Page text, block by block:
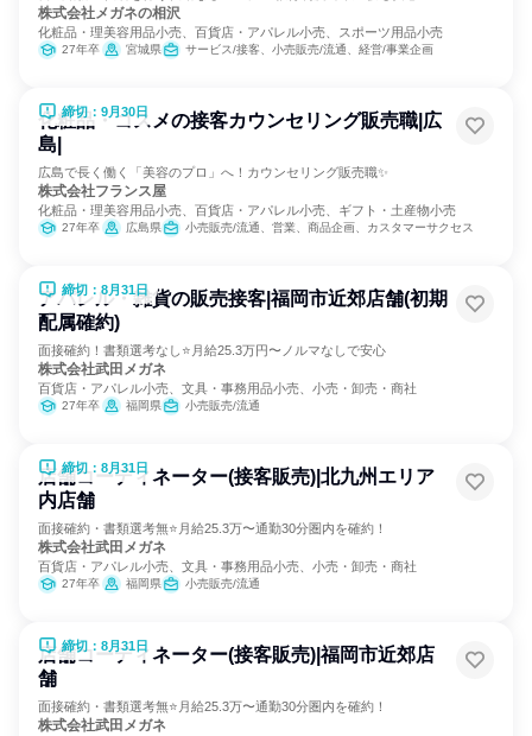
株式会社メガネの相沢
化粧品・理美容用品小売、百貨店・アパレル小売、スポーツ用品小売
27年卒 宮城県 サービス/接客、小売販売/流通、経営/事業企画
締切：9月30日
化粧品・コスメの接客カウンセリング販売職|広
島|
広島で長く働く「美容のプロ」へ！カウンセリング販売職✨
株式会社フランス屋
化粧品・理美容用品小売、百貨店・アパレル小売、ギフト・土産物小売
27年卒 広島県 小売販売/流通、営業、商品企画、カスタマーサクセス
締切：8月31日
アパレル・雑貨の販売接客|福岡市近郊店舗(初期
配属確約)
面接確約！書類選考なし⭐月給25.3万円〜ノルマなしで安心
株式会社武田メガネ
百貨店・アパレル小売、文具・事務用品小売、小売・卸売・商社
27年卒 福岡県 小売販売/流通
締切：8月31日
店舗コーディネーター(接客販売)|北九州エリア
内店舗
面接確約・書類選考無⭐月給25.3万〜通勤30分圏内を確約！
株式会社武田メガネ
百貨店・アパレル小売、文具・事務用品小売、小売・卸売・商社
27年卒 福岡県 小売販売/流通
締切：8月31日
店舗コーディネーター(接客販売)|福岡市近郊店
舗
面接確約・書類選考無⭐月給25.3万〜通勤30分圏内を確約！
株式会社武田メガネ